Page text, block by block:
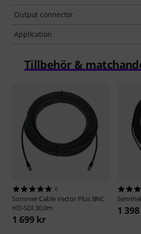
Output connector
Application
Tillbehör &
6
Sommer CableVector Plus BNC
HD-SDI 30,0m
1 699 kr
1